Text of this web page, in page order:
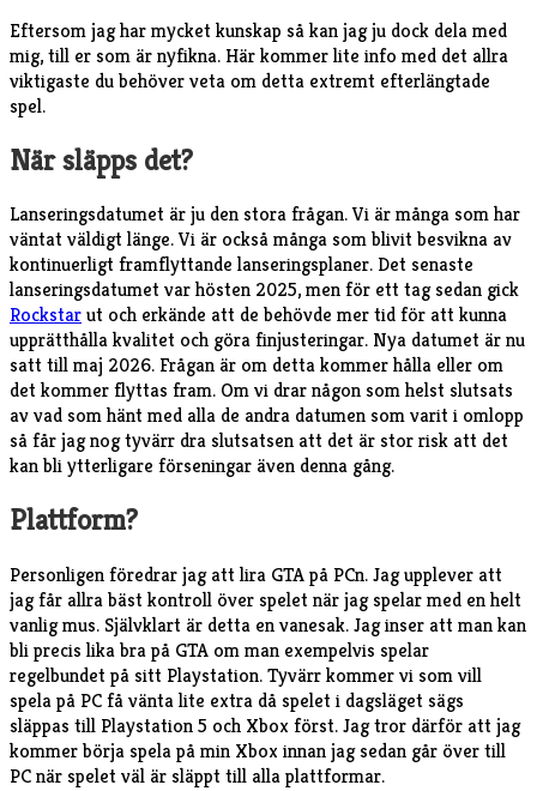
Eftersom jag har mycket kunskap så kan jag ju dock dela med
mig, till er som är nyfikna. Här kommer lite info med det allra
viktigaste du behöver veta om detta extremt efterlängtade
spel.
När släpps det?
Lanseringsdatumet är ju den stora frågan. Vi är många som har
väntat väldigt länge. Vi är också många som blivit besvikna av
kontinuerligt framflyttande lanseringsplaner. Det senaste
lanseringsdatumet var hösten 2025, men för ett tag sedan gick
Rockstarut och erkände att de behövde mer tid för att kunna
upprätthålla kvalitet och göra finjusteringar. Nya datumet är nu
satt till maj 2026. Frågan är om detta kommer hålla eller om
det kommer flyttas fram. Om vi drar någon som helst slutsats
av vad som hänt med alla de andra datumen som varit i omlopp
så får jag nog tyvärr dra slutsatsen att det är stor risk att det
kan bli ytterligare förseningar även denna gång.
Plattform?
Personligen föredrar jag att lira GTA på PCn. Jag upplever att
jag får allra bäst kontroll över spelet när jag spelar med en helt
vanlig mus. Självklart är detta en vanesak. Jag inser att man kan
bli precis lika bra på GTA om man exempelvis spelar
regelbundet på sitt Playstation. Tyvärr kommer vi som vill
spela på PC få vänta lite extra då spelet i dagsläget sägs
släppas till Playstation 5 och Xbox först. Jag tror därför att jag
kommer börja spela på min Xbox innan jag sedan går över till
PC när spelet väl är släppt till alla plattformar.